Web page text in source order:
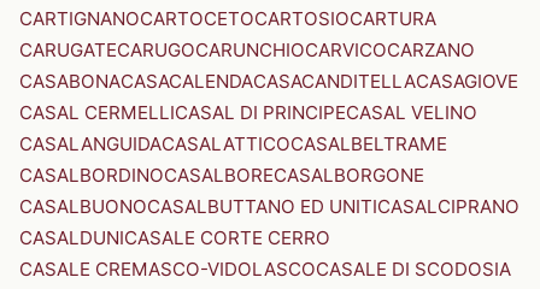
CARTIGNANOCARTOCETOCARTOSIOCARTURA
CARUGATECARUGOCARUNCHIOCARVICOCARZANO
CASABONACASACALENDACASACANDITELLACASAGIOVE
CASAL CERMELLICASAL DI PRINCIPECASAL VELINO
CASALANGUIDACASALATTICOCASALBELTRAME
CASALBORDINOCASALBORECASALBORGONE
CASALBUONOCASALBUTTANO ED UNITICASALCIPRANO
CASALDUNICASALE CORTE CERRO
CASALE CREMASCO-VIDOLASCOCASALE DI SCODOSIA